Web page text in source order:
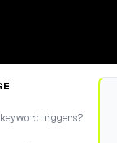
keyword triggers?